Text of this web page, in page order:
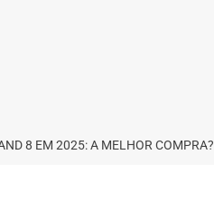
8 EM 2025: A MELHOR COMPRA?